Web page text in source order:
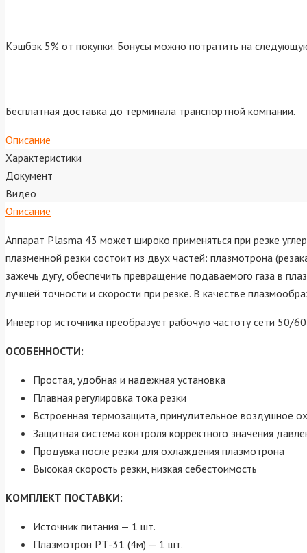
Кэшбэк 5% от покупки. Бонусы можно потратить на
Бесплатная доставка до терминала транспортной компании.
Описание
Характеристики
Документ
Видео
Описание
Аппарат Plasma 43 может широко применяться при резке
плазменной резки состоит из двух частей: плазмотрона
зажечь дугу, обеспечить превращение подаваемого газа в
лучшей точности и скорости при резке. В качестве
Инвертор источника преобразует рабочую частоту сети 50/
ОСОБЕННОСТИ:
Простая, удобная и надежная установка
Плавная регулировка тока резки
Встроенная термозащита, принудительное воздушное
Защитная система контроля корректного значения
Продувка после резки для охлаждения плазмотрона
Высокая скорость резки, низкая себестоимость
КОМПЛЕКТ ПОСТАВКИ:
Источник питания — 1 шт.
Плазмотрон РТ-31 (4м) — 1 шт.